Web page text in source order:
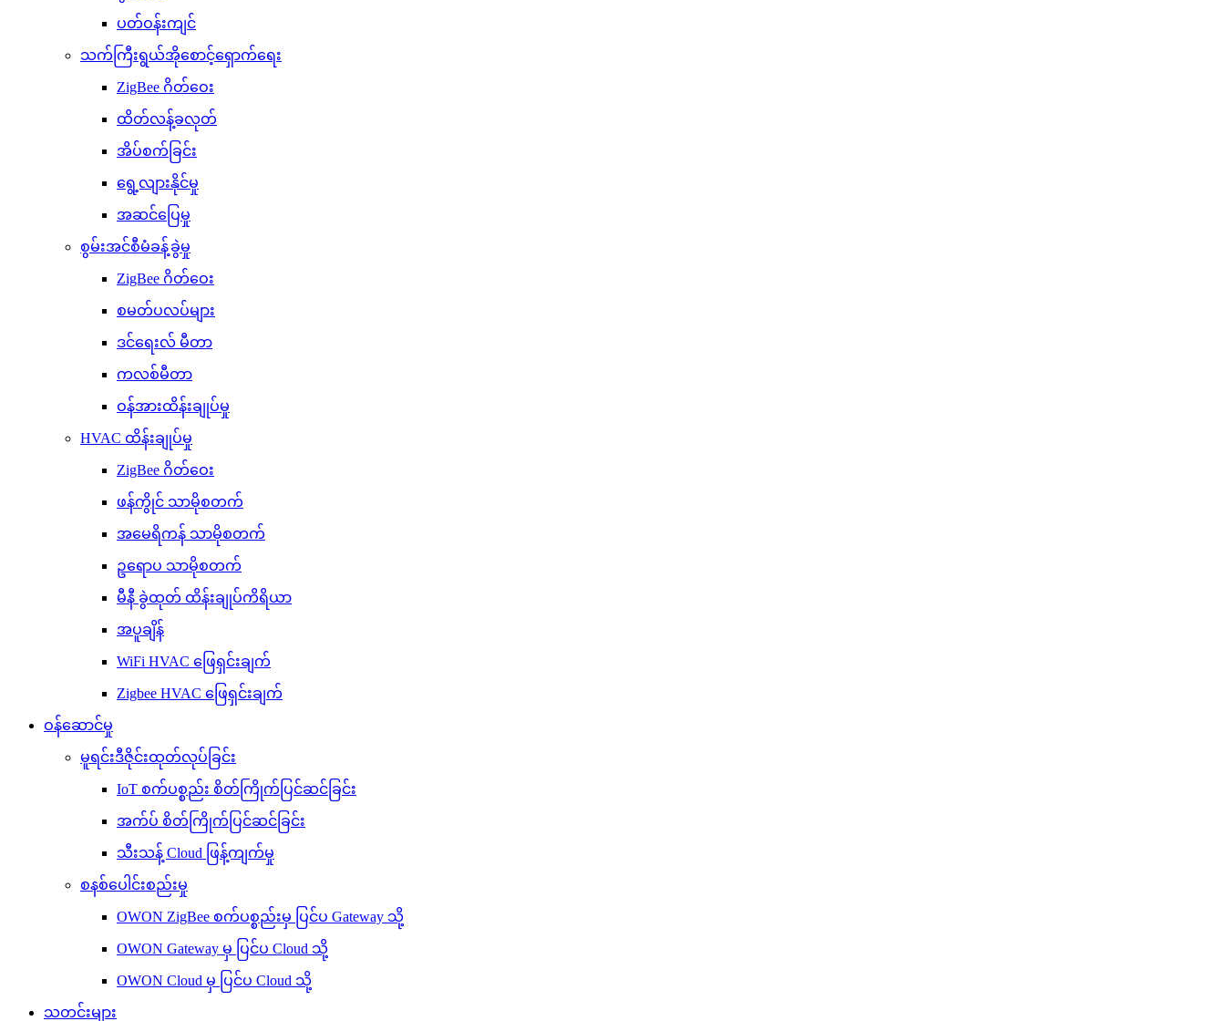
ပတ်ဝန်းကျင်
သက်ကြီးရွယ်အိုစောင့်ရှောက်ရေး
ZigBee ဂိတ်ဝေး
ထိတ်လန့်ခလုတ်
အိပ်စက်ခြင်း
ရွေ့လျားနိုင်မှု
အဆင်ပြေမှု
စွမ်းအင်စီမံခန့်ခွဲမှု
ZigBee ဂိတ်ဝေး
စမတ်ပလပ်များ
ဒင်ရေးလ် မီတာ
ကလစ်မီတာ
ဝန်အားထိန်းချုပ်မှု
HVAC ထိန်းချုပ်မှု
ZigBee ဂိတ်ဝေး
ဖန်ကွိုင် သာမိုစတက်
အမေရိကန် သာမိုစတက်
ဥရောပ သာမိုစတက်
မီနီ ခွဲထုတ် ထိန်းချုပ်ကိရိယာ
အပူချိန်
WiFi HVAC ဖြေရှင်းချက်
Zigbee HVAC ဖြေရှင်းချက်
ဝန်ဆောင်မှု
မူရင်းဒီဇိုင်းထုတ်လုပ်ခြင်း
IoT စက်ပစ္စည်း စိတ်ကြိုက်ပြင်ဆင်ခြင်း
အက်ပ် စိတ်ကြိုက်ပြင်ဆင်ခြင်း
သီးသန့် Cloud ဖြန့်ကျက်မှု
စနစ်ပေါင်းစည်းမှု
OWON ZigBee စက်ပစ္စည်းမှ ပြင်ပ Gateway သို့
OWON Gateway မှ ပြင်ပ Cloud သို့
OWON Cloud မှ ပြင်ပ Cloud သို့
သတင်းများ